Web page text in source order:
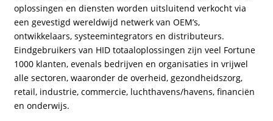
oplossingen en diensten worden uitsluitend verkocht via
een gevestigd wereldwijd netwerk van OEM’s,
ontwikkelaars, systeemintegrators en distributeurs.
Eindgebruikers van HID totaaloplossingen zijn veel Fortune
1000 klanten, evenals bedrijven en organisaties in vrijwel
alle sectoren, waaronder de overheid, gezondheidszorg,
retail, industrie, commercie, luchthavens/havens, financiën
en onderwijs.